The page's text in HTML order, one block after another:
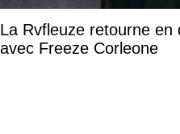
La Rvfleuze retourne
avec Freeze Corleone